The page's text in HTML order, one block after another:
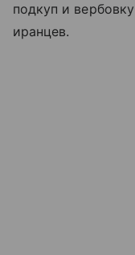
подкуп и
иранцев.